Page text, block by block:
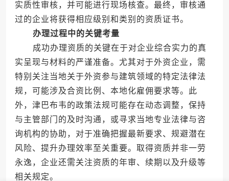
实质性审核，并可能进行现场核查。最终，审核通
过的企业将获得相应级别和类别的资质证书。
办理过程中的关键考量
成功办理资质的关键在于对企业综合实力的真
实呈现与材料的严谨准备。尤其对于外资企业，需
特别关注当地关于外资参与建筑领域的特定法律法
规，可能涉及合资比例、本地化雇佣要求等。此
外，津巴布韦的政策法规可能存在动态调整，保持
与主管部门的及时沟通，或寻求当地专业法律与咨
询机构的协助，对于准确把握最新要求、规避潜在
风险、提升办理效率至关重要。取得资质并非一劳
永逸，企业还需关注资质的年审、续期以及升级等
相关规定。